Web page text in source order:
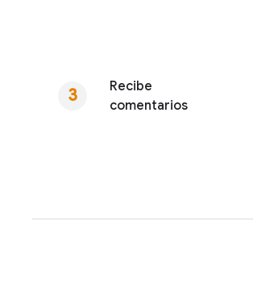
Recibe
comentarios